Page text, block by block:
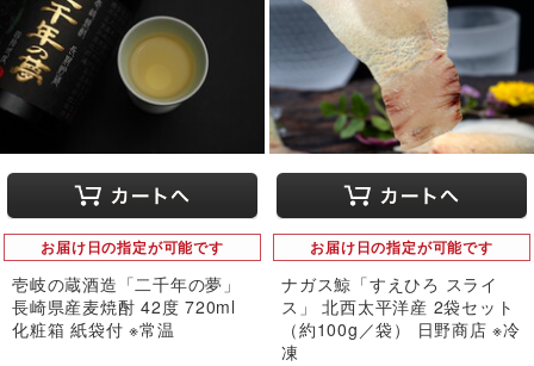
お届け日の指定が可能です
壱岐の蔵酒造「二千年の夢」
長崎県産麦焼酎 42度 720ml
化粧箱 紙袋付 ※常温
お届け日の指定が可能です
ナガス鯨「すえひろ スライ
ス」 北西太平洋産 2袋セット
（約100g／袋） 日野商店 ※冷
凍